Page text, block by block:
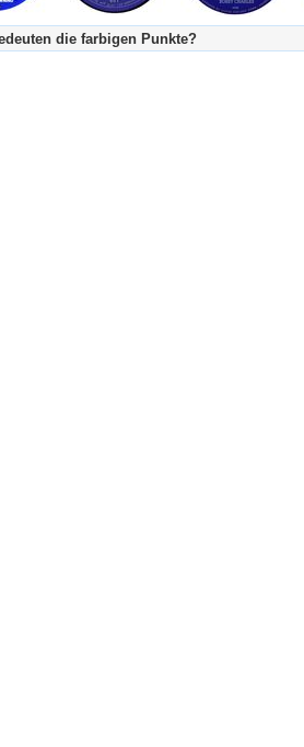
die farbigen Punkte?